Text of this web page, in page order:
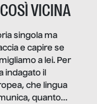
VICINA
singola ma
e capire se
a lei. Per
indagato il
che lingua
quanto